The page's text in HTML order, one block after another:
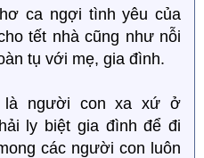
ca ngợi tình yêu của
tết nhà cũng như nỗi
tụ với mẹ, gia đình.
là người con xa xứ ở
ly biệt gia đình để đi
các người con luôn